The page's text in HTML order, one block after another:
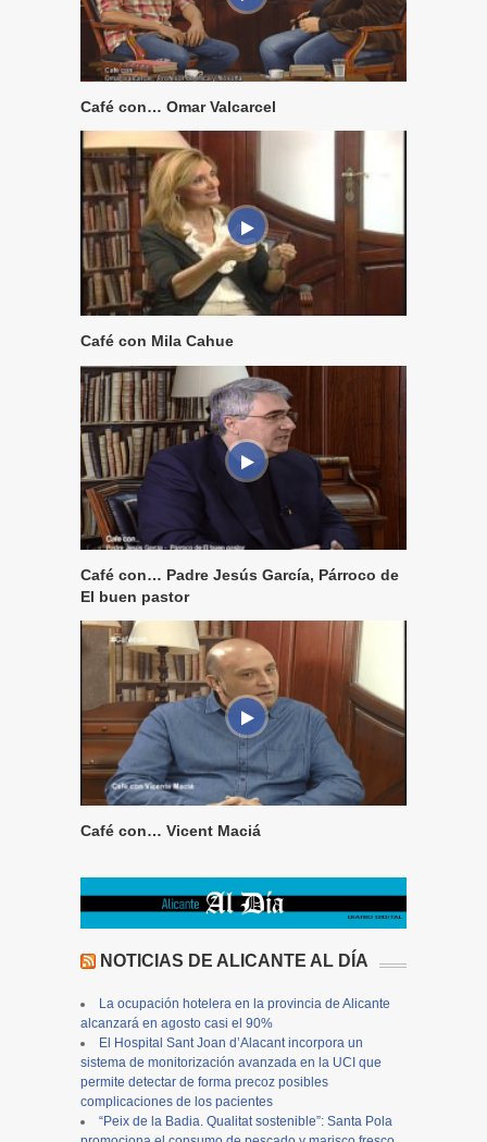
Café con… Omar Valcarcel
Café con Mila Cahue
Café con… Padre Jesús García, Párroco de
El buen pastor
Café con… Vicent Maciá
NOTICIAS DE ALICANTE AL DÍA
La ocupación hotelera en la provincia de Alicante
alcanzará en agosto casi el 90%
El Hospital Sant Joan d’Alacant incorpora un
sistema de monitorización avanzada en la UCI que
permite detectar de forma precoz posibles
complicaciones de los pacientes
“Peix de la Badia. Qualitat sostenible”: Santa Pola